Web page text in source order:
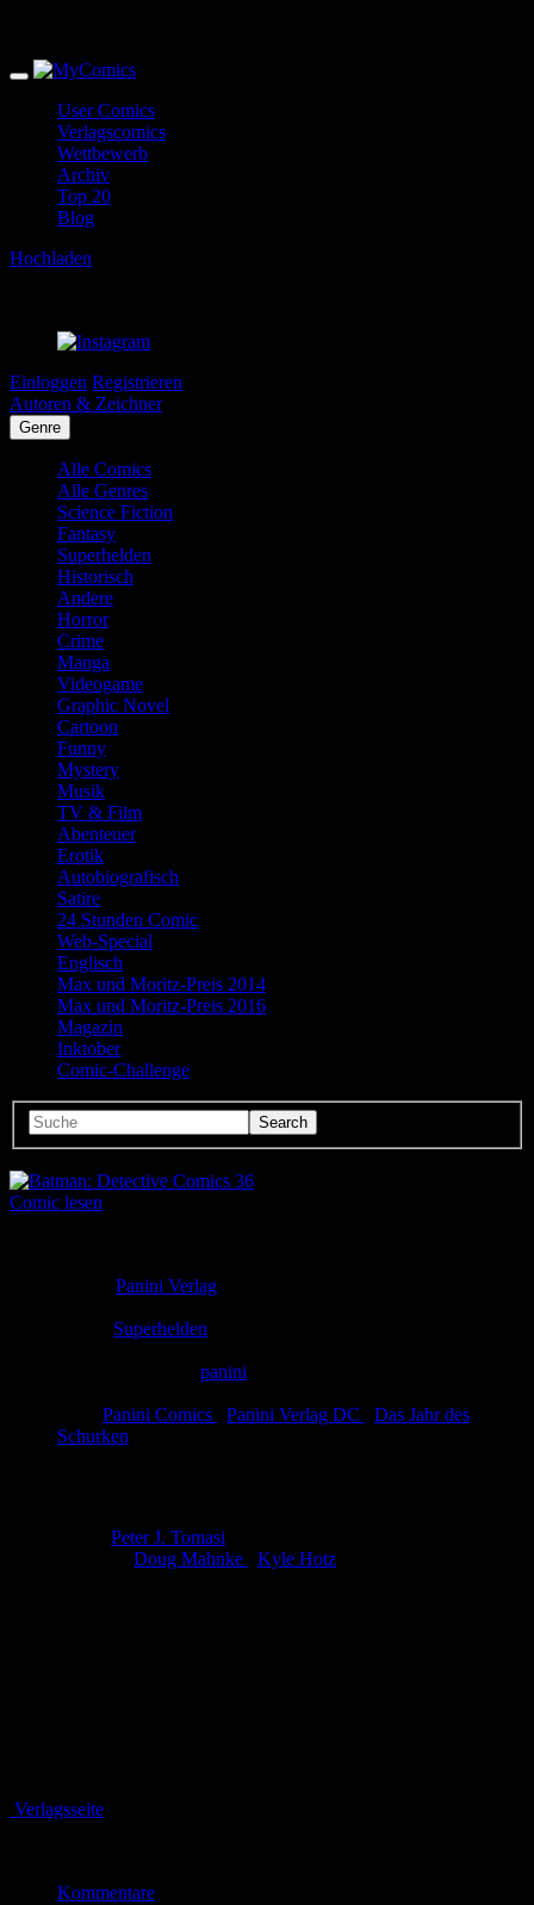
User Comics
Verlagscomics
Wettbewerb
Archiv
Top 20
Blog
Hochladen
Einloggen Registrieren
Autoren & Zeichner
Genre
Alle Comics
Alle Genres
Science Fiction
Fantasy
Superhelden
Historisch
Andere
Horror
Crime
Manga
Videogame
Graphic Novel
Cartoon
Funny
Mystery
Musik
TV & Film
Abenteuer
Erotik
Autobiografisch
Satire
24 Stunden Comic
Web-Special
Englisch
Max und Moritz-Preis 2014
Max und Moritz-Preis 2016
Magazin
Inktober
Comic-Challenge
Comic lesen
Panini Verlag
Superhelden
panini
Panini Comics Panini Verlag DC
Das Jahr des
Schurken
Peter J. Tomasi
Doug Mahnke
Kyle Hotz
Verlagsseite
Kommentare